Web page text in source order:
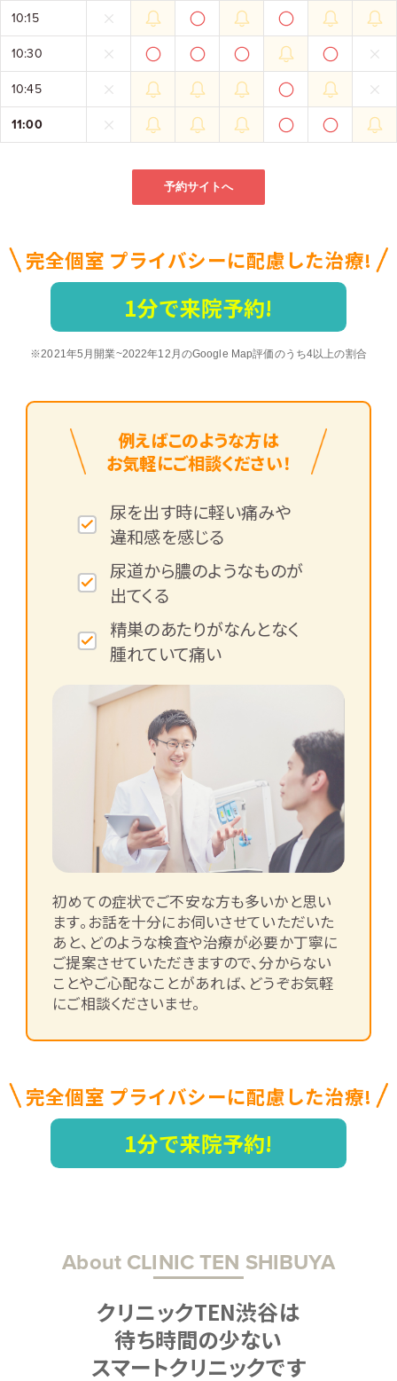
予約サイトへ
完全個室 プライバシーに配慮した治療!
1分で来院予約!
※2021年5月開業~2022年12月のGoogle Map評価のうち4以上の割合
例えばこのような方は
お気軽にご相談ください！
尿を出す時に軽い痛みや
違和感を感じる
尿道から膿のようなものが
出てくる
精巣のあたりがなんとなく
腫れていて痛い
初めての症状でご不安な方も多いかと思い
ます。お話を十分にお伺いさせていただいた
あと、どのような検査や治療が必要か丁寧に
ご提案させていただきますので、分からない
ことやご心配なことがあれば、どうぞお気軽
にご相談くださいませ。
完全個室 プライバシーに配慮した治療!
1分で来院予約!
About CLINIC TEN SHIBUYA
クリニックTEN渋谷は
待ち時間の少ない
スマートクリニックです